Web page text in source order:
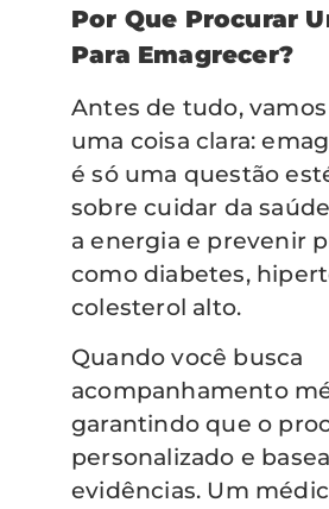
Por Que Procurar
Para Emagrecer?
Antes de tudo,
uma coisa clara:
é só uma questão
sobre cuidar da
a energia e prevenir
como diabetes,
colesterol alto.
Quando você busca
acompanhamento
garantindo que o
personalizado e
evidências. Um